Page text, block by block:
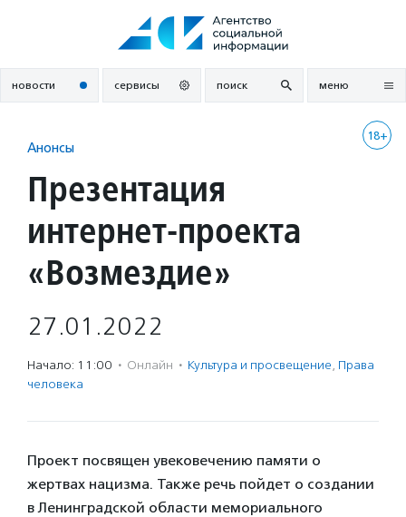
новости сервисы поиск меню
18+
Анонсы
Презентация
интернет-проекта
«Возмездие»
27.01.2022
Начало: 11:00 · Онлайн · Культура и просвещение, Права
человека
Проект посвящен увековечению памяти о
жертвах нацизма. Также речь пойдет о создании
в Ленинградской области мемориального